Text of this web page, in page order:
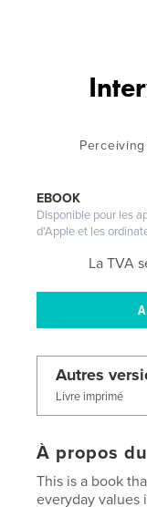
EBOOK
Disponible pour les
d'Apple et les
La TVA
Autres
Livre imprimé
À propos
This is a book
everyday values